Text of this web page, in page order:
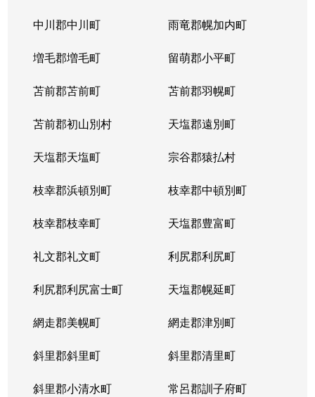
中川郡中川町 雨竜郡幌加内町
増毛郡増毛町 留萌郡小平町
苫前郡苫前町 苫前郡羽幌町
苫前郡初山別村 天塩郡遠別町
天塩郡天塩町 宗谷郡猿払村
枝幸郡浜頓別町 枝幸郡中頓別町
枝幸郡枝幸町 天塩郡豊富町
礼文郡礼文町 利尻郡利尻町
利尻郡利尻富士町 天塩郡幌延町
網走郡美幌町 網走郡津別町
斜里郡斜里町 斜里郡清里町
斜里郡小清水町 常呂郡訓子府町